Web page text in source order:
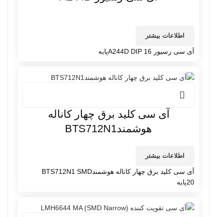
اطلاعات بیشتر
آی سی رسیور A244D DIP 16پایه
آی سی کلید برق چهار کاناله
هوشمندBTS712N1
اطلاعات بیشتر
آی سی کلید برق چهار کاناله هوشمندBTS712N1 SMD
20پایه